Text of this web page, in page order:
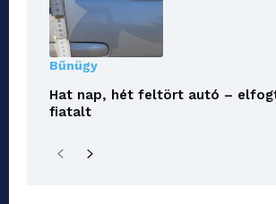
Bűnügy
Hat nap, hét feltört autó –
fiatalt